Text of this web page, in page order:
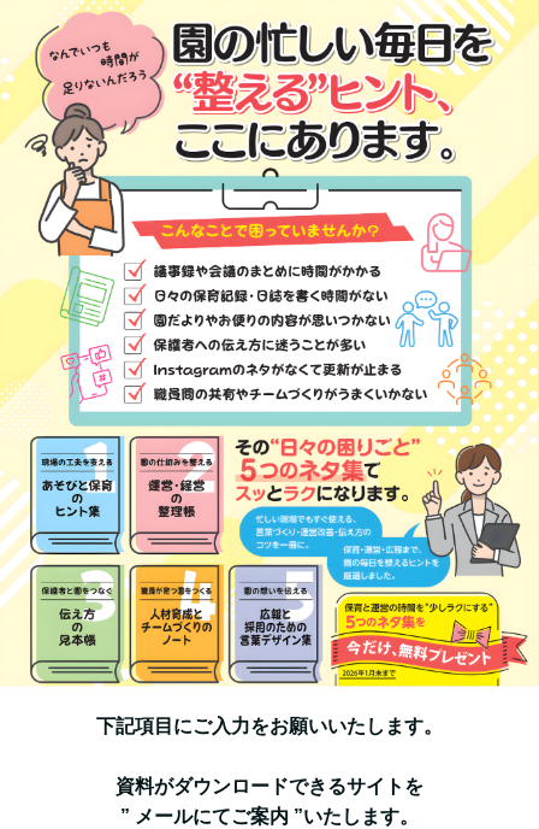
下記項目にご入力をお願いいたします。
資料がダウンロードできるサイトを
” メールにてご案内 ”いたします。